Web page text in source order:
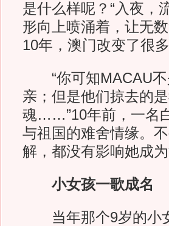
是什么样呢？“入夜，
形向上喷涌着，让无
10年，澳门改变了很
“你可知MACAU不
亲；但是他们掠去的
魂……”10年前，一名
与祖国的难舍情缘。
解，都没有影响她成
小女孩一歌成名
当年那个9岁的小女